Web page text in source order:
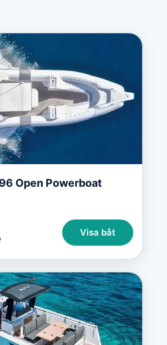
Open Powerboat
Visa båt